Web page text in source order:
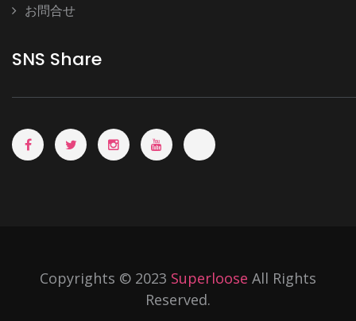
お問合せ
SNS Share
Copyrights © 2023 Superloose All Rights
Reserved.